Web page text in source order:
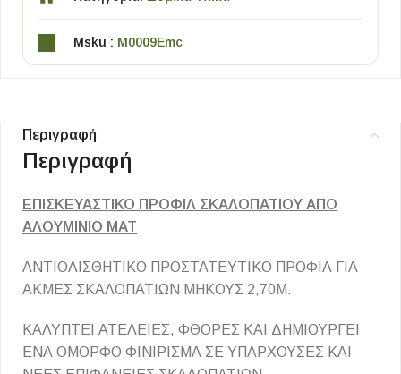
Msku : M0009Emc
Περιγραφή
Περιγραφή
ΕΠΙΣΚΕΥΑΣΤΙΚΟ ΠΡΟΦΙΛ ΣΚΑΛΟΠΑΤΙΟΥ ΑΠΟ
ΑΛΟΥΜΙΝΙΟ ΜΑΤ
ΑΝΤΙΟΛΙΣΘΗΤΙΚΟ ΠΡΟΣΤΑΤΕΥΤΙΚΟ ΠΡΟΦΙΛ ΓΙΑ
ΑΚΜΕΣ ΣΚΑΛΟΠΑΤΙΩΝ ΜΗΚΟΥΣ 2,70Μ.
ΚΑΛΥΠΤΕΙ ΑΤΕΛΕΙΕΣ, ΦΘΟΡΕΣ ΚΑΙ ΔΗΜΙΟΥΡΓΕΙ
ΕΝΑ ΟΜΟΡΦΟ ΦΙΝΙΡΙΣΜΑ ΣΕ ΥΠΑΡΧΟΥΣΕΣ ΚΑΙ